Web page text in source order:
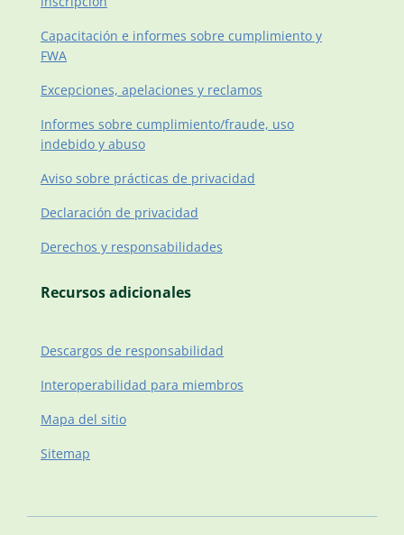
Capacitación e informes sobre cumplimiento y
FWA
Excepciones, apelaciones y reclamos
Informes sobre cumplimiento/fraude, uso
indebido y abuso
Aviso sobre prácticas de privacidad
Declaración de privacidad
Derechos y responsabilidades
Recursos adicionales
Descargos de responsabilidad
Interoperabilidad para miembros
Mapa del sitio
Sitemap